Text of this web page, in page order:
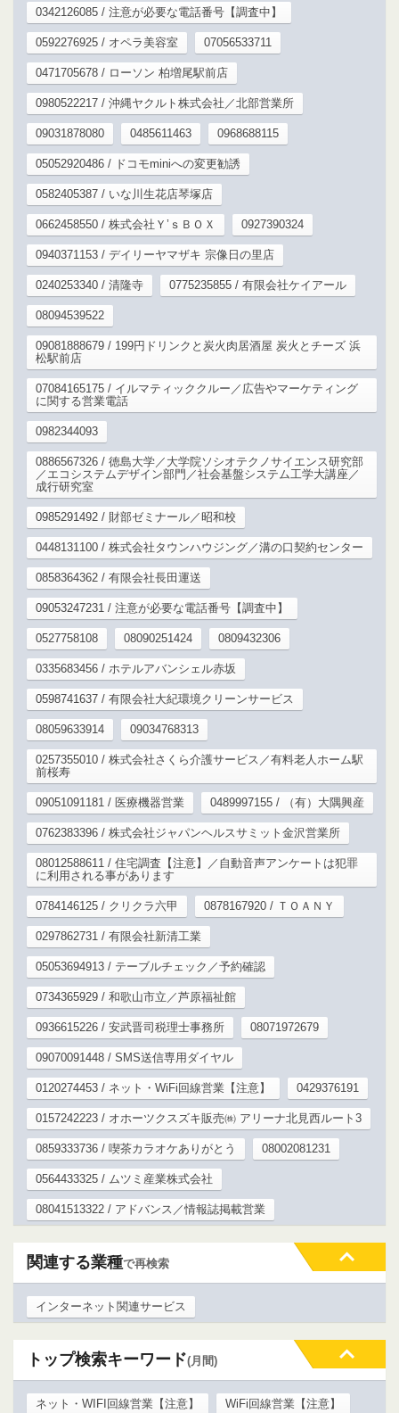
0342126085 / 注意が必要な電話番号【調査中】
0592276925 / オペラ美容室 07056533711
0471705678 / ローソン 柏増尾駅前店
0980522217 / 沖縄ヤクルト株式会社／北部営業所
09031878080 0485611463 0968688115
05052920486 / ドコモminiへの変更勧誘
0582405387 / いな川生花店琴塚店
0662458550 / 株式会社Ｙ’ｓＢＯＸ 0927390324
0940371153 / デイリーヤマザキ 宗像日の里店
0240253340 / 清隆寺 0775235855 / 有限会社ケイアール
08094539522
09081888679 / 199円ドリンクと炭火肉居酒屋 炭火とチーズ 浜
松駅前店
07084165175 / イルマティッククルー／広告やマーケティング
に関する営業電話
0982344093
0886567326 / 徳島大学／大学院ソシオテクノサイエンス研究部
／エコシステムデザイン部門／社会基盤システム工学大講座／
成行研究室
0985291492 / 財部ゼミナール／昭和校
0448131100 / 株式会社タウンハウジング／溝の口契約センター
0858364362 / 有限会社長田運送
09053247231 / 注意が必要な電話番号【調査中】
0527758108 08090251424 0809432306
0335683456 / ホテルアバンシェル赤坂
0598741637 / 有限会社大紀環境クリーンサービス
08059633914 09034768313
0257355010 / 株式会社さくら介護サービス／有料老人ホーム駅
前桜寿
09051091181 / 医療機器営業 0489997155 / （有）大隅興産
0762383396 / 株式会社ジャパンヘルスサミット金沢営業所
08012588611 / 住宅調査【注意】／自動音声アンケートは犯罪
に利用される事があります
0784146125 / クリクラ六甲 0878167920 / ＴＯＡＮＹ
0297862731 / 有限会社新清工業
05053694913 / テーブルチェック／予約確認
0734365929 / 和歌山市立／芦原福祉館
0936615226 / 安武晋司税理士事務所 08071972679
09070091448 / SMS送信専用ダイヤル
0120274453 / ネット・WiFi回線営業【注意】 0429376191
0157242223 / オホーツクスズキ販売㈱ アリーナ北見西ルート3
0859333736 / 喫茶カラオケありがとう 08002081231
0564433325 / ムツミ産業株式会社
08041513322 / アドバンス／情報誌掲載営業
関連する業種で再検索
インターネット関連サービス
トップ検索キーワード(月間)
ネット・WIFI回線営業【注意】 WiFi回線営業【注意】